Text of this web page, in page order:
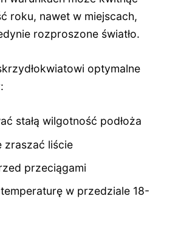
roku, nawet w miejscach,
rozproszone światło.
optymalne
stałą wilgotność podłoża
zraszać liście
przeciągami
w przedziale 18-